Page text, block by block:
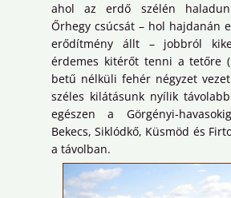
ahol az erdő szélén
Őrhegy csúcsát – hol hajdanán
erődítmény állt – jobbról
érdemes kitérőt tenni a tetőre
betű nélküli fehér négyzet
széles kilátásunk nyílik
egészen a Görgényi-
Bekecs, Siklódkő, Küsmöd és
a távolban.